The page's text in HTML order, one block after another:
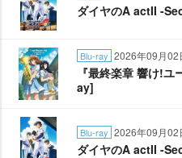
ダイヤのA actII -
Blu-ray 2026年09月02
『最終楽章 響け!
ay]
Blu-ray 2026年09月02
ダイヤのA actII -